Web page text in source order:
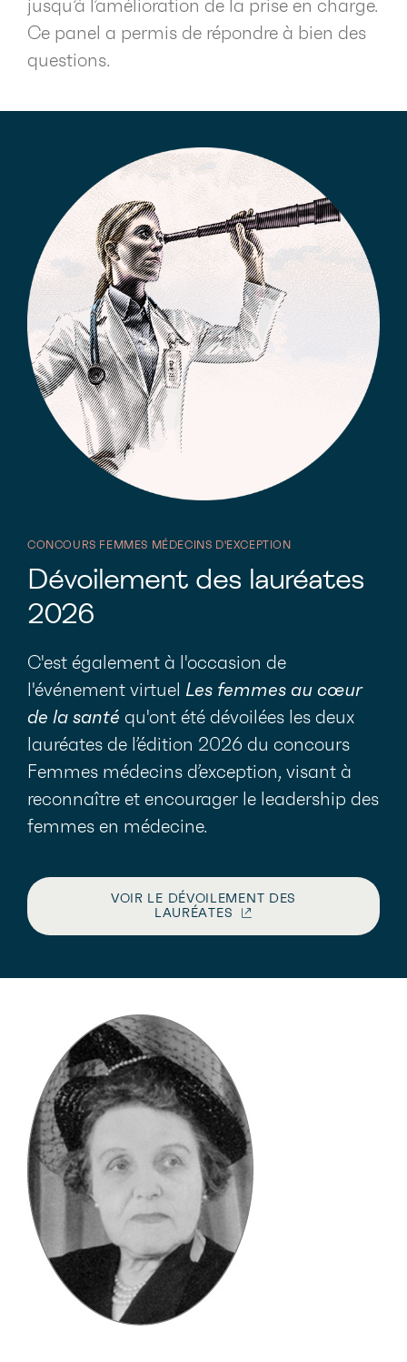
jusqu’à l’amélioration de la prise en charge.
Ce panel a permis de répondre à bien des
questions.
CONCOURS FEMMES MÉDECINS D'EXCEPTION
Dévoilement des lauréates
2026
C'est également à l'occasion de
l'événement virtuel Les femmes au cœur
de la santé qu'ont été dévoilées les deux
lauréates de l’édition 2026 du concours
Femmes médecins d’exception, visant à
reconnaître et encourager le leadership des
femmes en médecine.
VOIR LE DÉVOILEMENT DES
LAURÉATES